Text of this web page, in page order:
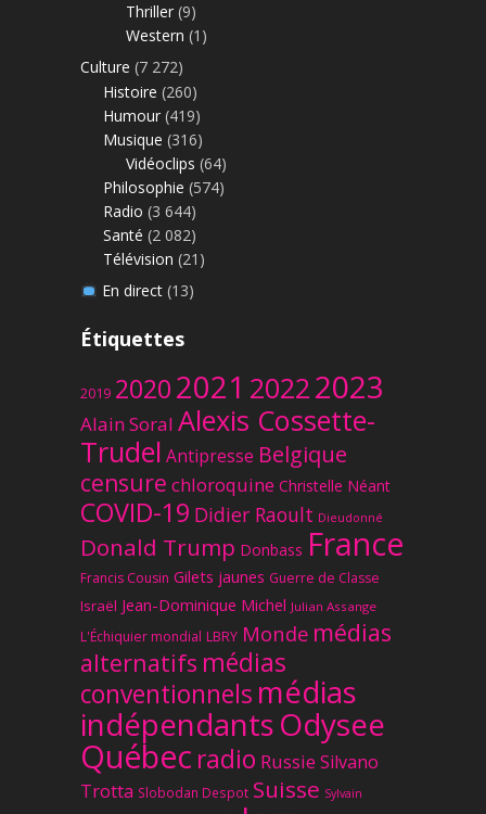
Thriller (9)
Western (1)
Culture (7 272)
Histoire (260)
Humour (419)
Musique (316)
Vidéoclips (64)
Philosophie (574)
Radio (3 644)
Santé (2 082)
Télévision (21)
En direct(13)
Étiquettes
2019 20202021 20222023
Alain Soral Alexis Cossette-
Trudel Antipresse Belgique
censure chloroquine Christelle Néant
COVID-19 Didier Raoult Dieudonné
Donald Trump Donbass France
Francis Cousin Gilets jaunes Guerre de Classe
Israël Jean-Dominique Michel Julian Assange
L'Échiquier mondial LBRY Monde médias
alternatifs médias
conventionnels médias
indépendantsOdysee
Québec radio Russie Silvano
Trotta Slobodan Despot Suisse Sylvain